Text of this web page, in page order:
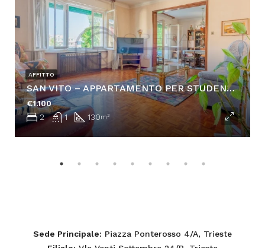
SAN VITO – APPARTAMENTO PER STUDENTI CON POSTO AUTO
2 1 130m²
€1.100
AFFITTO
Sede Principale: Piazza Ponterosso 4/A, Trieste